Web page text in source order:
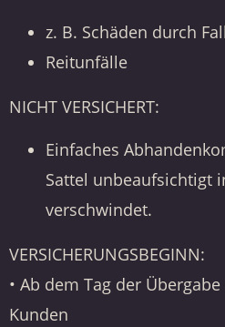
z. B. Schäden durch
Reitunfälle
NICHT VERSICHERT:
Einfaches
Sattel unbeaufsichtigt
verschwindet.
VERSICHERUNGSBEGINN:
• Ab dem Tag der
Kunden